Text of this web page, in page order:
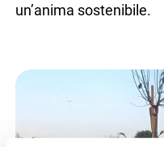
un’anima sostenibile.